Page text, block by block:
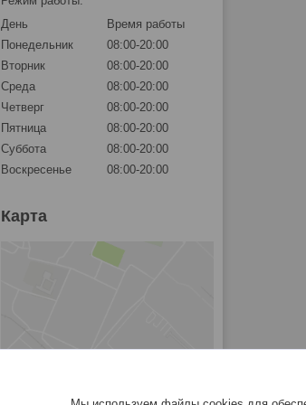
День
Время работы
Понедельник
08:00-20:00
Вторник
08:00-20:00
Среда
08:00-20:00
Четверг
08:00-20:00
Пятница
08:00-20:00
Суббота
08:00-20:00
Воскресенье
08:00-20:00
Карта